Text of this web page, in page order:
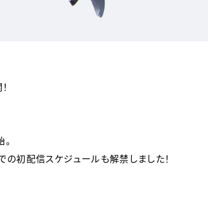
初配信スケジュールも解禁しました！